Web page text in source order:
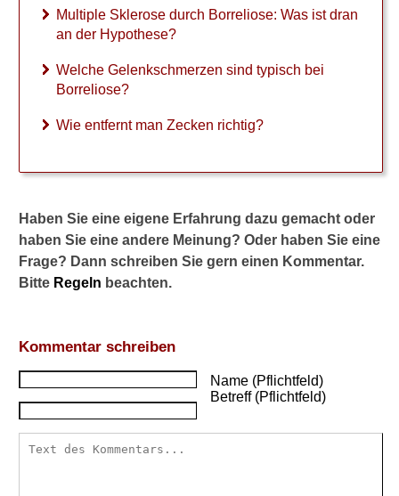
Multiple Sklerose durch Borreliose: Was ist dran
an der Hypothese?
Welche Gelenkschmerzen sind typisch bei
Borreliose?
Wie entfernt man Zecken richtig?
Haben Sie eine eigene Erfahrung dazu gemacht oder
haben Sie eine andere Meinung? Oder haben Sie eine
Frage? Dann schreiben Sie gern einen Kommentar.
Bitte Regeln beachten.
Kommentar schreiben
Name (Pflichtfeld)
Betreff (Pflichtfeld)
Gesundheitsthemen